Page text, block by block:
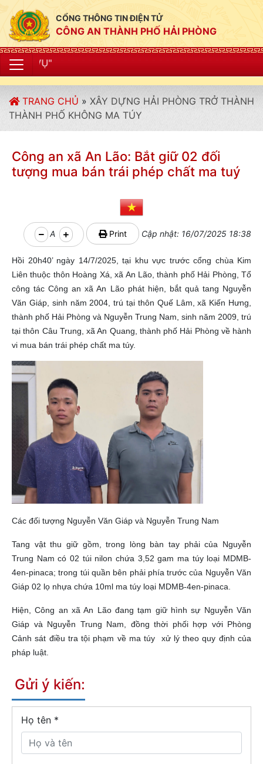
CỔNG THÔNG TIN ĐIỆN TỬ
CÔNG AN THÀNH PHỐ HẢI PHÒNG
TRANG CHỦ » XÂY DỰNG HẢI PHÒNG TRỞ THÀNH
THÀNH PHỐ KHÔNG MA TÚY
Công an xã An Lão: Bắt giữ 02 đối
tượng mua bán trái phép chất ma tuý
A Print Cập nhật: 16/07/2025 18:38
Hồi 20h40’ ngày 14/7/2025, tại khu vực trước cổng chùa Kim
Liên thuộc thôn Hoàng Xá, xã An Lão, thành phố Hải Phòng, Tổ
công tác Công an xã An Lão phát hiện, bắt quả tang Nguyễn
Văn Giáp, sinh năm 2004, trú tại thôn Quế Lâm, xã Kiến Hưng,
thành phố Hải Phòng và Nguyễn Trung Nam, sinh năm 2009, trú
tại thôn Câu Trung, xã An Quang, thành phố Hải Phòng về hành
vi mua bán trái phép chất ma túy.
Các đối tượng Nguyễn Văn Giáp và Nguyễn Trung Nam
Tang vật thu giữ gồm, trong lòng bàn tay phải của Nguyễn
Trung Nam có 02 túi nilon chứa 3,52 gam ma túy loại MDMB-
4en-pinaca; trong túi quần bên phải phía trước của Nguyễn Văn
Giáp 02 lọ nhựa chứa 10ml ma túy loại MDMB-4en-pinaca.
Hiện, Công an xã An Lão đang tạm giữ hình sự Nguyễn Văn
Giáp và Nguyễn Trung Nam, đồng thời phối hợp với Phòng
Cảnh sát điều tra tội phạm về ma túy xử lý theo quy định của
pháp luật.
Gửi ý kiến:
Họ tên *